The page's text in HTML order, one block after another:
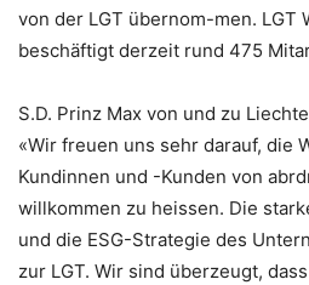
von der LGT übernom-men. LGT
beschäftigt derzeit rund 475
S.D. Prinz Max von und zu
«Wir freuen uns sehr darauf, die
Kundinnen und -Kunden von
willkommen zu heissen. Die
und die ESG-Strategie des
zur LGT. Wir sind überzeugt,